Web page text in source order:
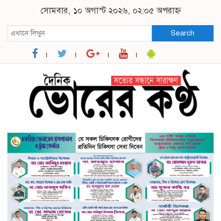
সোমবার, ১০ অগাস্ট ২০২৬, ০২:০৫ অপরাহ্ন
Search